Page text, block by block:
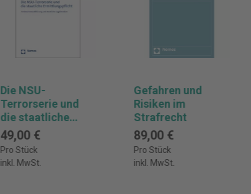
Die NSU-
Terrorserie und
die staatliche
Ermittlungspflicht
49,00 €
Pro Stück
inkl. MwSt.
Gefahren und
Risiken im
Strafrecht
89,00 €
Pro Stück
inkl. MwSt.